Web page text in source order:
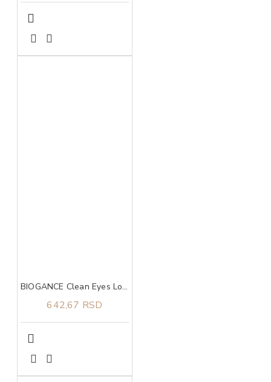
BIOGANCE Clean Eyes Lotion 100ml, Losion za čišćenje predela oko očiju
642,67 RSD